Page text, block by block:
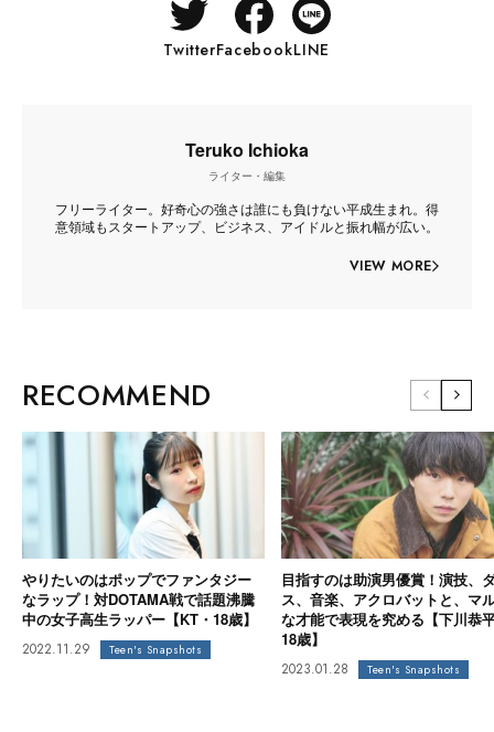
TwitterFacebookLINE
Teruko Ichioka
ライター・編集
フリーライター。好奇心の強さは誰にも負けない平成生まれ。得
意領域もスタートアップ、ビジネス、アイドルと振れ幅が広い。
VIEW MORE
RECOMMEND
やりたいのはポップでファンタジー
なラップ！対DOTAMA戦で話題沸騰
中の女子高生ラッパー【KT・18歳】
2022.11.29 Teen's Snapshots
目指すのは助演男優賞！演技、
ス、音楽、アクロバットと、マ
な才能で表現を究める【下川恭
18歳】
2023.01.28 Teen's Snapshots